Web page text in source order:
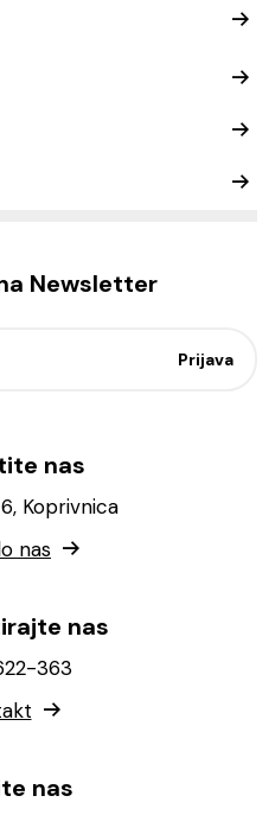
Newsletter
nas
Koprivnica
nas
nas
363
nas